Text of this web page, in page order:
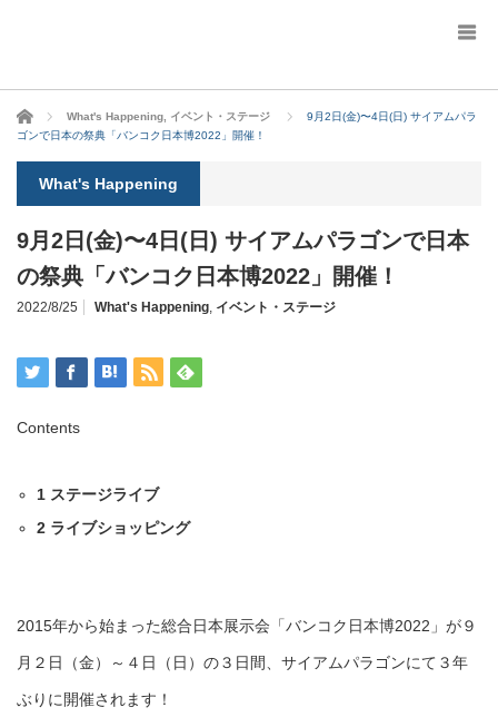
ホーム What's Happening イベント・ステージ
9月2日(金)〜4日(日) サイアムパラ
ゴンで日本の祭典「バンコク日本博2022」開催！
What's Happening
9月2日(金)〜4日(日) サイアムパラゴンで日本
の祭典「バンコク日本博2022」開催！
2022/8/25 What's Happening, イベント・ステージ
Contents
1 ステージライブ
2 ライブショッピング
2015年から始まった総合日本展示会「バンコク日本博2022」が９
月２日（金）～４日（日）の３日間、サイアムパラゴンにて３年
ぶりに開催されます！